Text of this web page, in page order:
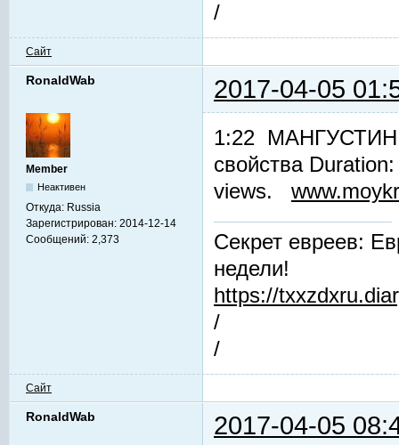
/
Сайт
RonaldWab 2017-04-05
Member
Неактивен
Откуда: Russia
Зарегистрирован: 2014-12-14
Сообщений: 2,373
1:22 МАНГУСТИН.
свойства
views.
Секрет евреев:
недели!
https://
/
/
Сайт
RonaldWab 2017-04-05